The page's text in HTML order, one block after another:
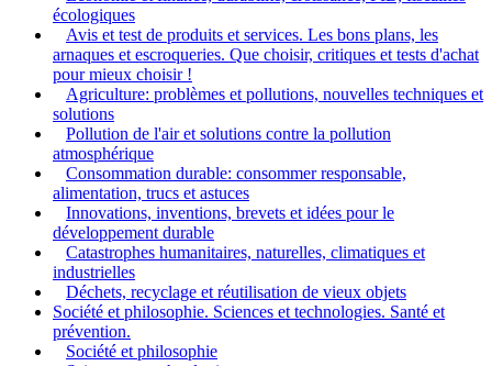
écologiques
Avis et test de produits et services. Les bons plans, les
arnaques et escroqueries. Que choisir, critiques et tests d'achat
pour mieux choisir !
Agriculture: problèmes et pollutions, nouvelles techniques et
solutions
Pollution de l'air et solutions contre la pollution
atmosphérique
Consommation durable: consommer responsable,
alimentation, trucs et astuces
Innovations, inventions, brevets et idées pour le
développement durable
Catastrophes humanitaires, naturelles, climatiques et
industrielles
Déchets, recyclage et réutilisation de vieux objets
Société et philosophie. Sciences et technologies. Santé et
prévention.
Société et philosophie